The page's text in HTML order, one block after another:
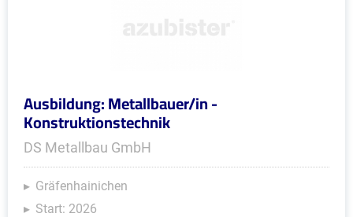
Ausbildung: Metallbauer/in -
Konstruktionstechnik
DS Metallbau GmbH
Gräfenhainichen
Start: 2026